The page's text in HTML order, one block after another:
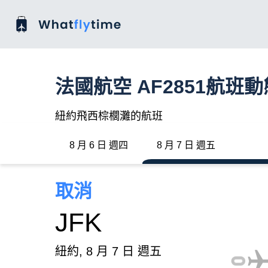
法國航空 AF2851航班動
紐約飛西棕櫚灘的航班
8 月 6 日 週四 8 月 7 日 週五
取消
JFK
紐約, 8 月 7 日 週五